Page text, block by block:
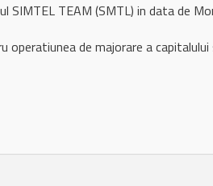
SIMTEL TEAM (SMTL) in data de
operatiunea de majorare a capitalului